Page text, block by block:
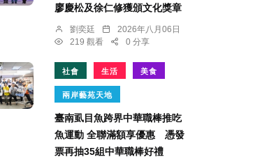
廖慶松及徐仁修獲頒文化獎章
劉奕廷
2026年八月06日
219 觀看
0 分享
社會 生活 美食
兩岸藝苑天地
臺南虱目魚跨界中華職棒推吃
魚運動 全聯滿額享優惠 憑發
票再抽35組中華職棒好禮